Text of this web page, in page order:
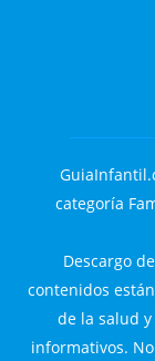
categoría
Descargo
contenidos
de la salud
informativos.